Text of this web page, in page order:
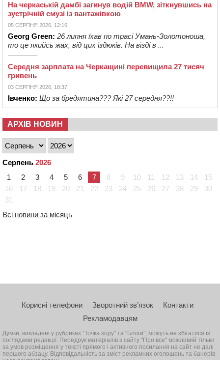
На черкаській дамбі загинув водій BMW, зіткнувшись на
зустрічній смузі із вантажівкою
05 СЕРПНЯ 2026, 12:16
Georg Green: 26 липня їхав по трасі Умань-Золотоноша,
то це якийсь жах, від цих їздюків. На вїзді в ...
Середня зарплата на Черкащині перевищила 27 тисяч
гривень
03 СЕРПНЯ 2026, 18:37
Івченко: Що за бредятина??? Які 27 середня??!!
АРХІВ НОВИН
Серпень 2026
1
2 3 4 5 6 7 8 9 10 11 12 13 14
15
16
17 18 19 20 21 22 23 24 25 26 27 28 29
30
31
Всі новини за місяць
Корисні телефони Зворотний зв’язок
Контакти
Рекламодавцям
Думки, викладені у рубриках "Точка зору" та "Блоги", можуть не збігатися із
поглядами редакції. Передрук матеріалів з сайту "Про все" можливий тільки
за умов розміщення у тексті прямого і активного посилання на сайт не далі
першого абзацу. Відповідальність за зміст рекламних оголошень та банерів
несе рекламодавець